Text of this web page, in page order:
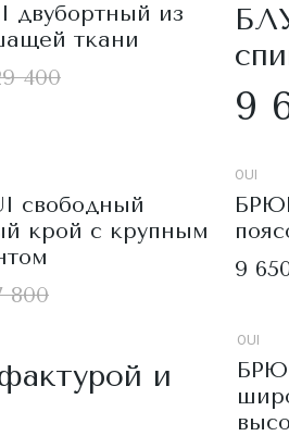
из
ткани
400
9
свободный
крой с крупным
800
OUI
9
и
OUI